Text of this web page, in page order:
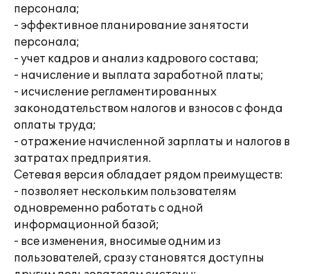
персонала;
- эффективное планирование занятости
персонала;
- учет кадров и анализ кадрового состава;
- начисление и выплата заработной платы;
- исчисление регламентированных
законодательством налогов и взносов с фонда
оплаты труда;
- отражение начисленной зарплаты и налогов в
затратах предприятия.
Сетевая версия обладает рядом преимуществ:
- позволяет нескольким пользователям
одновременно работать с одной
информационной базой;
- все изменения, вносимые одним из
пользователей, сразу становятся доступны